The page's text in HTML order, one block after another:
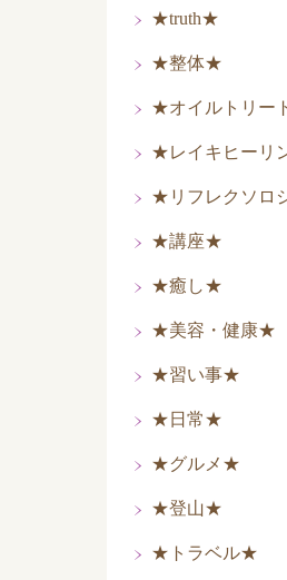
★truth★
★整体★
★オイルトリー
★レイキヒーリ
★リフレクソロ
★講座★
★癒し★
★美容・健康★
★習い事★
★日常★
★グルメ★
★登山★
★トラベル★